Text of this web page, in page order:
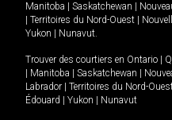
Manitoba
Saskatchewan
Territoires du Nord-Ouest
Yukon
Nunavut.
Trouver des courtiers en Ontario
Manitoba Saskatchewan
Labrador
Territoires du Nord-
Édouard
Yukon Nunavut